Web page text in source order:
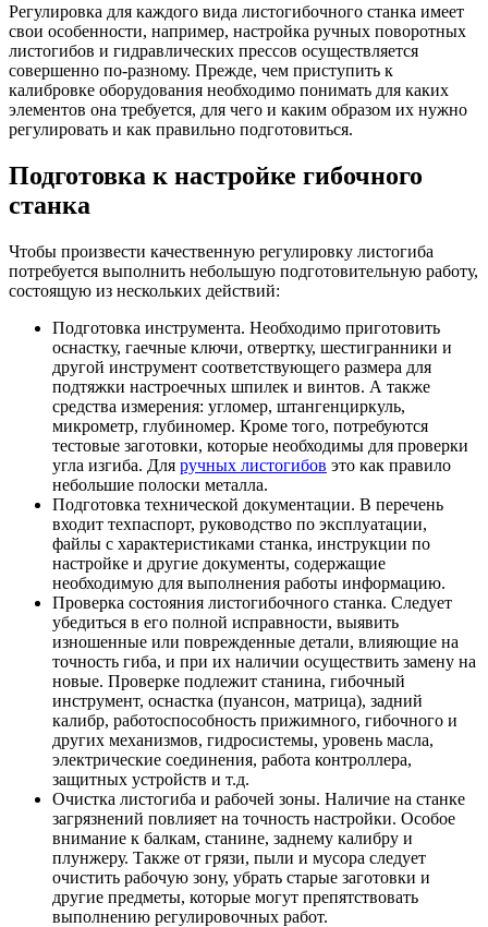
Регулировка для каждого вида листогибочного станка имеет
свои особенности, например, настройка ручных поворотных
листогибов и гидравлических прессов осуществляется
совершенно по-разному. Прежде, чем приступить к
калибровке оборудования необходимо понимать для каких
элементов она требуется, для чего и каким образом их нужно
регулировать и как правильно подготовиться.
Подготовка к настройке гибочного
станка
Чтобы произвести качественную регулировку листогиба
потребуется выполнить небольшую подготовительную работу,
состоящую из нескольких действий:
Подготовка инструмента. Необходимо приготовить
оснастку, гаечные ключи, отвертку, шестигранники и
другой инструмент соответствующего размера для
подтяжки настроечных шпилек и винтов. А также
средства измерения: угломер, штангенциркуль,
микрометр, глубиномер. Кроме того, потребуются
тестовые заготовки, которые необходимы для проверки
угла изгиба. Для ручных листогибов это как правило
небольшие полоски металла.
Подготовка технической документации. В перечень
входит техпаспорт, руководство по эксплуатации,
файлы с характеристиками станка, инструкции по
настройке и другие документы, содержащие
необходимую для выполнения работы информацию.
Проверка состояния листогибочного станка. Следует
убедиться в его полной исправности, выявить
изношенные или поврежденные детали, влияющие на
точность гиба, и при их наличии осуществить замену на
новые. Проверке подлежит станина, гибочный
инструмент, оснастка (пуансон, матрица), задний
калибр, работоспособность прижимного, гибочного и
других механизмов, гидросистемы, уровень масла,
электрические соединения, работа контроллера,
защитных устройств и т.д.
Очистка листогиба и рабочей зоны. Наличие на станке
загрязнений повлияет на точность настройки. Особое
внимание к балкам, станине, заднему калибру и
плунжеру. Также от грязи, пыли и мусора следует
очистить рабочую зону, убрать старые заготовки и
другие предметы, которые могут препятствовать
выполнению регулировочных работ.